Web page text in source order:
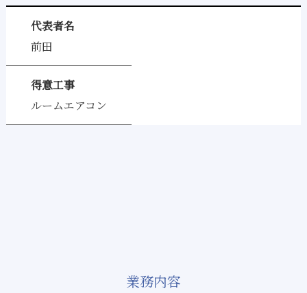
代表者名
前田
得意工事
ルームエアコン
業務内容